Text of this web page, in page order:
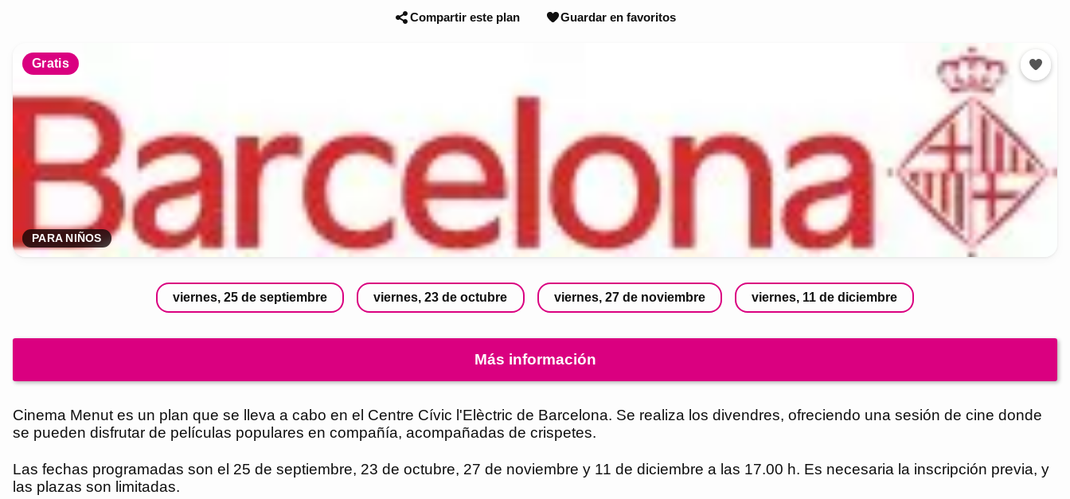
Compartir este plan Guardar en favoritos
Gratis
PARA NIÑOS
viernes, 25 de septiembre viernes, 23 de octubre viernes, 27 de noviembre viernes, 11 de diciembre
Más información
Cinema Menut es un plan que se lleva a cabo en el Centre Cívic l'Elèctric de Barcelona. Se realiza los divendres, ofreciendo una sesión de cine donde
se pueden disfrutar de películas populares en compañía, acompañadas de crispetes.
Las fechas programadas son el 25 de septiembre, 23 de octubre, 27 de noviembre y 11 de diciembre a las 17.00 h. Es necesaria la inscripción previa, y
las plazas son limitadas.